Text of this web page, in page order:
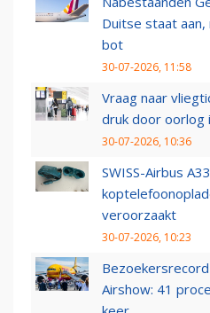
Duitse staat
bot
30-07-2026, 11:58
Vraag naar
druk door oorlog
30-07-2026, 10:36
SWISS-Airbus
veroorzaakt
30-07-2026, 10:23
Airshow: 41